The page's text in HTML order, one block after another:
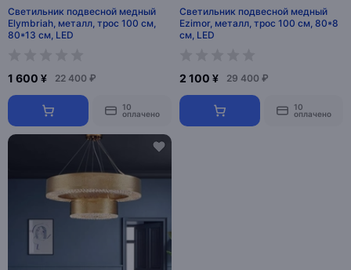
Светильник подвесной медный
Elymbriah, металл, трос 100 см,
80*13 см, LED
1 600 ¥ 22 400 ₽
10
оплачено
Светильник подвесной медный
Ezimor, металл, трос 100 см, 80*8
см, LED
2 100 ¥ 29 400 ₽
10
оплачено